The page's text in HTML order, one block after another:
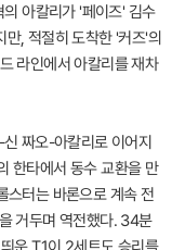
아칼리가 '페이즈' 김수
, 적절히 도착한 '커즈'의
라인에서 아칼리를 재차
짜오-아칼리로 이어지
한타에서 동수 교환을 만
스터는 바론으로 계속 전
거두며 역전했다. 34분